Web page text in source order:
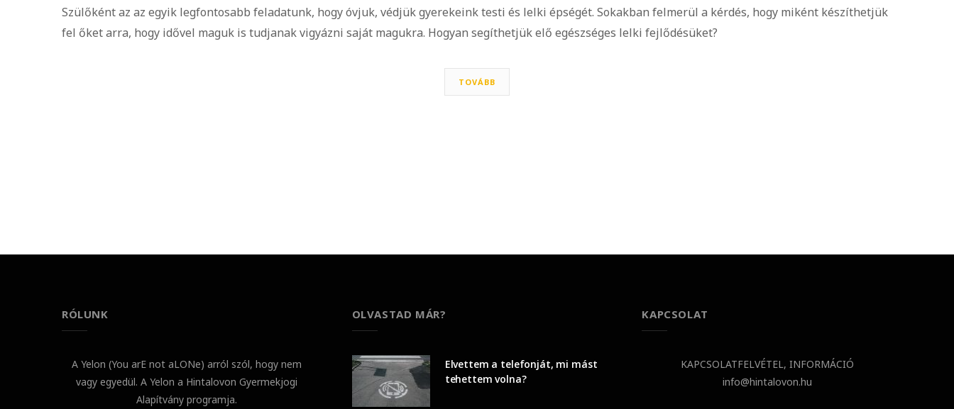
Szülőként az az egyik legfontosabb feladatunk, hogy óvjuk, védjük gyerekeink testi és lelki épségét. Sokakban felmerül a kérdés, hogy miként készíthetjük
fel őket arra, hogy idővel maguk is tudjanak vigyázni saját magukra. Hogyan segíthetjük elő egészséges lelki fejlődésüket?
TOVÁBB
RÓLUNK
A Yelon (You arE not aLONe) arról szól, hogy nem
vagy egyedül. A Yelon a Hintalovon Gyermekjogi
Alapítvány programja.
OLVASTAD MÁR?
Elvettem a telefonját, mi mást
tehettem volna?
KAPCSOLAT
KAPCSOLATFELVÉTEL, INFORMÁCIÓ
info@hintalovon.hu